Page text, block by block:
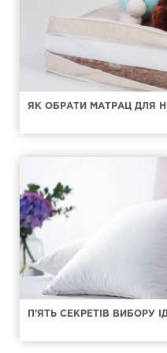
ЯК ОБРАТИ МАТРАЦ ДЛЯ
П'ЯТЬ СЕКРЕТІВ ВИБОРУ